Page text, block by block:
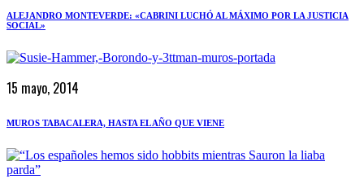
ALEJANDRO MONTEVERDE: «CABRINI LUCHÓ AL MÁXIMO POR LA JUSTICIA
SOCIAL»
15 mayo, 2014
MUROS TABACALERA, HASTA EL AÑO QUE VIENE